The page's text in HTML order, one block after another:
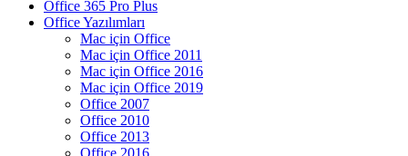
Office 365 Pro Plus
Office Yazılımları
Mac için Office
Mac için Office 2011
Mac için Office 2016
Mac için Office 2019
Office 2007
Office 2010
Office 2013
Office 2016